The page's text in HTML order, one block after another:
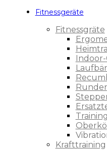
Fitnessgeräte
Fitnessgräte
Krafttraining